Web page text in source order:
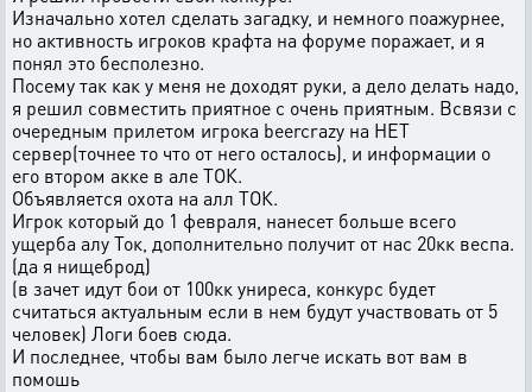
Изначально хотел сделать загадку, и немного поажурнее,
но активность игроков крафта на форуме поражает, и я
понял это бесполезно.
Посему так как у меня не доходят руки, а дело делать надо,
я решил совместить приятное с очень приятным. Всвязи с
очередным прилетом игрока beercrazy на НЕТ
сервер(точнее то что от него осталось), и информации о
его втором акке в але ТОК.
Объявляется охота на алл ТОК.
Игрок который до 1 февраля, нанесет больше всего
ущерба алу Ток, дополнительно получит от нас 20кк веспа.
(да я нищеброд)
(в зачет идут бои от 100кк униреса, конкурс будет
считаться актуальным если в нем будут участвовать от 5
человек) Логи боев сюда.
И последнее, чтобы вам было легче искать вот вам в
помошь